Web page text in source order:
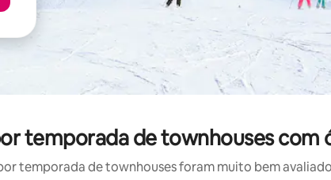
temporada de townhouses com
temporada de townhouses foram muito bem